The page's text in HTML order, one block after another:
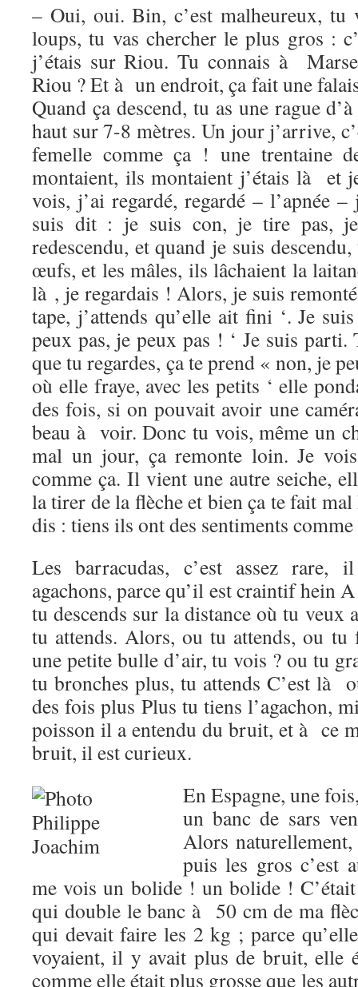
– Oui, oui. Bin, c’est malheureux, tu
loups, tu vas chercher le plus gros :
j’étais sur Riou. Tu connais à
Riou ? Et à un endroit, ça fait une
Quand ça descend, tu as une rague
haut sur 7-8 mètres. Un jour j’arrive,
femelle comme ça ! une trentaine
montaient, ils montaient j’étais là et
vois, j’ai regardé, regardé – l’apnée
suis dit : je suis con, je tire pas,
redescendu, et quand je suis
œufs, et les mâles, ils lâchaient la
là , je regardais ! Alors, je suis
tape, j’attends qu’elle ait fini ‘. Je
peux pas, je peux pas ! ‘ Je suis
que tu regardes, ça te prend « non, je
où elle fraye, avec les petits ‘ elle
des fois, si on pouvait avoir une
beau à voir. Donc tu vois, même un
mal un jour, ça remonte loin. Je
comme ça. Il vient une autre seiche,
la tirer de la flèche et bien ça te fait
dis : tiens ils ont des sentiments
Les barracudas, c’est assez
agachons, parce qu’il est craintif hein
tu descends sur la distance où tu veux
tu attends. Alors, ou tu attends, ou
une petite bulle d’air, tu vois ? ou tu
tu bronches plus, tu attends C’est là
des fois plus Plus tu tiens l’agachon,
poisson il a entendu du bruit, et à ce
bruit, il est curieux.
En Espagne, une
un banc de sars
Alors
puis les gros c’est
me vois un bolide ! un bolide !
qui double le banc à 50 cm de ma
qui devait faire les 2 kg ; parce
voyaient, il y avait plus de bruit, elle
comme elle était plus grosse que les